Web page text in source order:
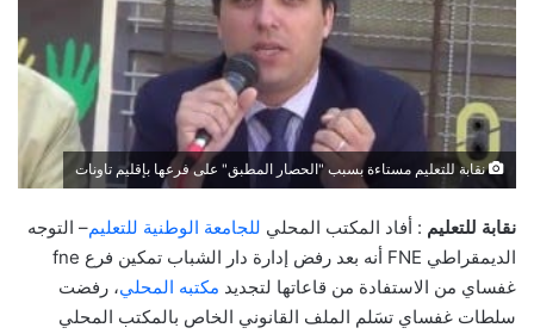
نقابة للتعليم مستاءة بسبب "الحصار المطبق" على فرعها بإقليم تاونات
نقابة للتعليم : أفاد المكتب المحلي للجامعة الوطنية للتعليم– التوجه
الديمقراطي FNE أنه بعد رفض إدارة دار الشباب تمكين فرع fne
غفساي من الاستفادة من قاعاتها لتجديد مكتبه المحلي، رفضت
سلطات غفساي تسَلم الملف القانوني الخاص بالمكتب المحلي